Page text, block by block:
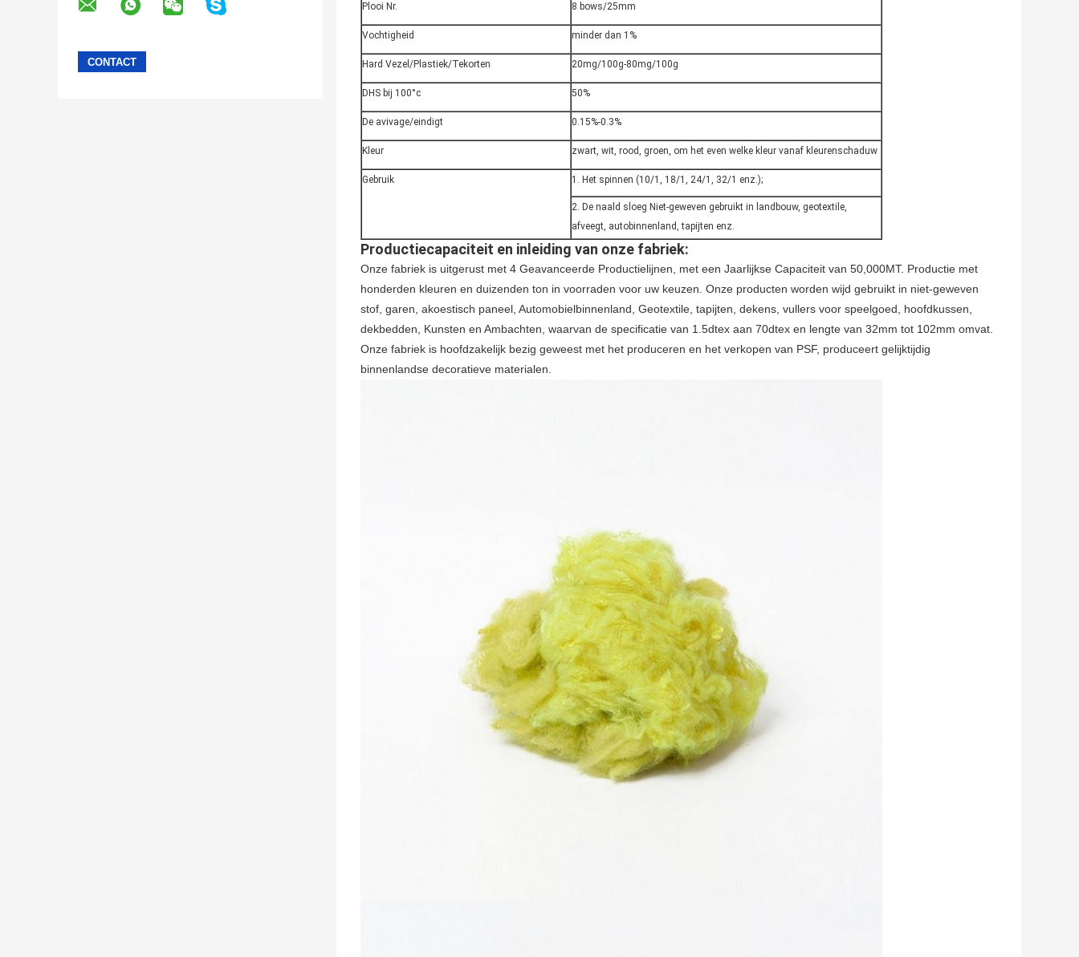
Plooi Nr. 8 bows/25mm
Vochtigheid minder dan 1%
Hard Vezel/Plastiek/Tekorten 20mg/100g-80mg/100g
DHS bij 100°c 50%
De avivage/eindigt 0.15%-0.3%
Kleur zwart, wit, rood, groen, om het even welke kleur vanaf kleurenschaduw
Gebruik 1. Het spinnen (10/1, 18/1, 24/1, 32/1 enz.);
2. De naald sloeg Niet-geweven gebruikt in landbouw, geotextile,
afveegt, autobinnenland, tapijten enz.
Productiecapaciteit en inleiding van onze fabriek:
Onze fabriek is uitgerust met 4 Geavanceerde Productielijnen, met een Jaarlijkse Capaciteit van 50,000MT. Productie met
honderden kleuren en duizenden ton in voorraden voor uw keuzen. Onze producten worden wijd gebruikt in niet-geweven
stof, garen, akoestisch paneel, Automobielbinnenland, Geotextile, tapijten, dekens, vullers voor speelgoed, hoofdkussen,
dekbedden, Kunsten en Ambachten, waarvan de specificatie van 1.5dtex aan 70dtex en lengte van 32mm tot 102mm omvat.
Onze fabriek is hoofdzakelijk bezig geweest met het produceren en het verkopen van PSF, produceert gelijktijdig
binnenlandse decoratieve materialen.